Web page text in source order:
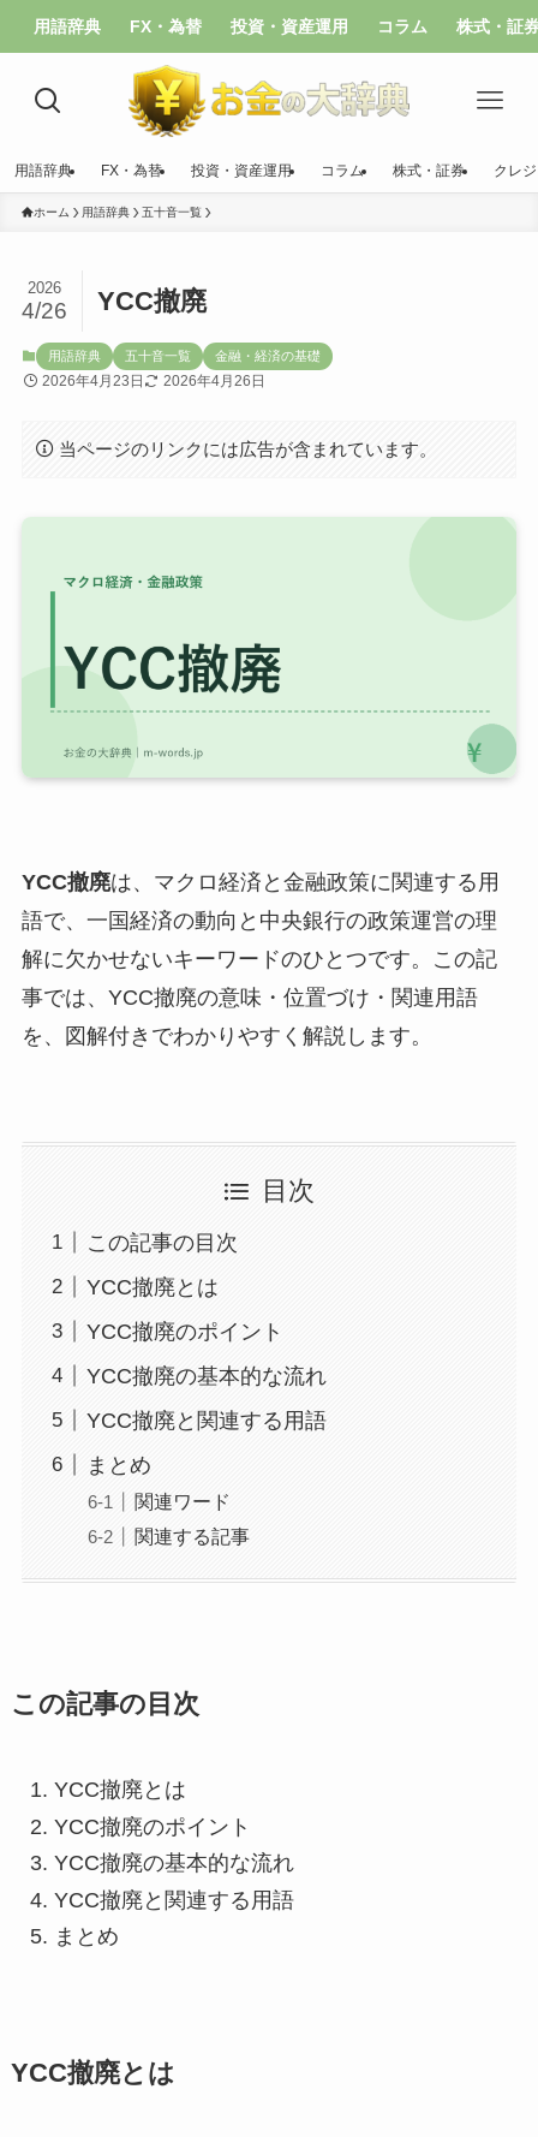
用語辞典 FX・為替 投資・資産運用 コラム 株式・証
用語辞典 FX・為替 投資・資産運用 コラム 株式・証券 クレ
ホーム 用語辞典 五十音一覧
YCC撤廃
2026
4/26
用語辞典 五十音一覧 金融・経済の基礎
2026年4月23日 2026年4月26日
当ページのリンクには広告が含まれています。
YCC撤廃は、マクロ経済と金融政策に関連する用
語で、一国経済の動向と中央銀行の政策運営の理
解に欠かせないキーワードのひとつです。この記
事では、YCC撤廃の意味・位置づけ・関連用語
を、図解付きでわかりやすく解説します。
目次
この記事の目次
YCC撤廃とは
YCC撤廃のポイント
YCC撤廃の基本的な流れ
YCC撤廃と関連する用語
まとめ
関連ワード
関連する記事
この記事の目次
YCC撤廃とは
YCC撤廃のポイント
YCC撤廃の基本的な流れ
YCC撤廃と関連する用語
まとめ
YCC撤廃とは